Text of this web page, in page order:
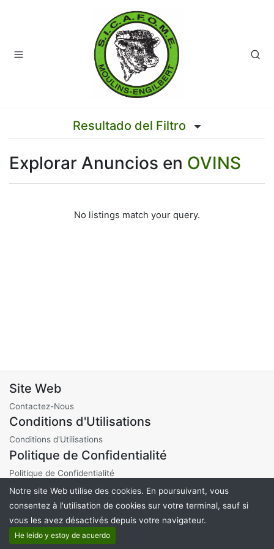
Resultado del Filtro
Explorar Anuncios en OVINS
No listings match your query.
Site Web
Contactez-Nous
Conditions d'Utilisations
Conditions d'Utilisations
Politique de Confidentialité
Politique de Confidentialité
©2021 Sicafome-Encheres.
Notre site Web utilise des cookies. En poursuivant, vous
consentez à l'utilisation de cookies sur votre terminal, sauf si
vous les avez désactivés depuis votre navigateur.
He leído y estoy de acuerdo